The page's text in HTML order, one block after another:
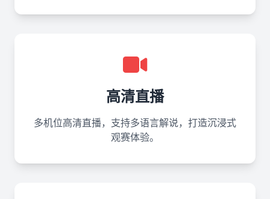
高清直播
多机位高清直播，支持多语言解说，打造沉浸式
观赛体验。